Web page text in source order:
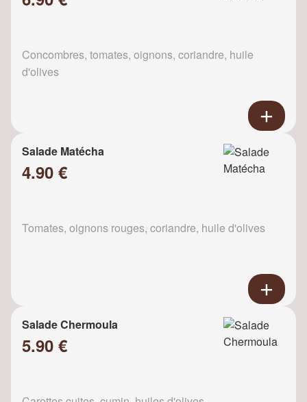
Concombres, tomates, oignons, coriandre, huile
d'olives
Salade Matécha
4.90 €
Tomates, oignons rouges, coriandre, huile d'olives
Salade Chermoula
5.90 €